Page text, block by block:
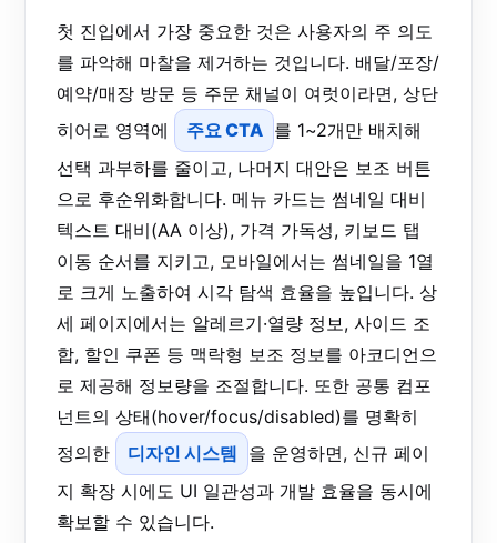
첫 진입에서 가장 중요한 것은 사용자의 주 의도
를 파악해 마찰을 제거하는 것입니다. 배달/포장/
예약/매장 방문 등 주문 채널이 여럿이라면, 상단
히어로 영역에
주요 CTA 를 1~2개만 배치해
선택 과부하를 줄이고, 나머지 대안은 보조 버튼
으로 후순위화합니다. 메뉴 카드는 썸네일 대비
텍스트 대비(AA 이상), 가격 가독성, 키보드 탭
이동 순서를 지키고, 모바일에서는 썸네일을 1열
로 크게 노출하여 시각 탐색 효율을 높입니다. 상
세 페이지에서는 알레르기·열량 정보, 사이드 조
합, 할인 쿠폰 등 맥락형 보조 정보를 아코디언으
로 제공해 정보량을 조절합니다. 또한 공통 컴포
넌트의 상태(hover/focus/disabled)를 명확히
정의한
디자인 시스템 을 운영하면, 신규 페이
지 확장 시에도 UI 일관성과 개발 효율을 동시에
확보할 수 있습니다.